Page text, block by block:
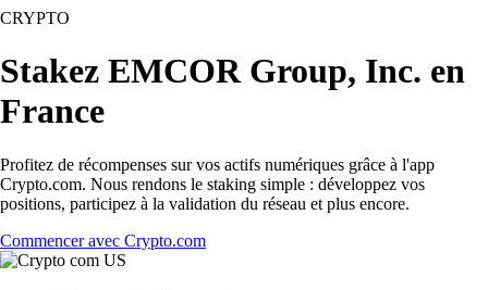
CRYPTO
Stakez EMCOR Group, Inc. en
France
Profitez de récompenses sur vos actifs numériques grâce à l'app
Crypto.com. Nous rendons le staking simple : développez vos
positions, participez à la validation du réseau et plus encore.
Commencer avec Crypto.com